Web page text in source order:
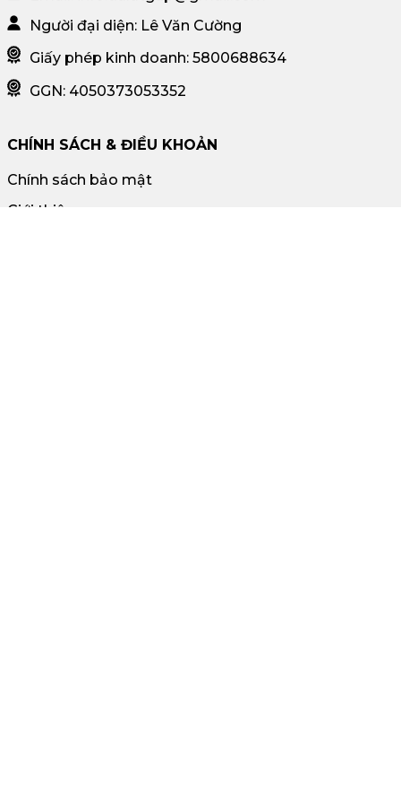
Người đại diện: Lê Văn Cường
Giấy phép kinh doanh: 5800688634
GGN: 4050373053352
CHÍNH SÁCH & ĐIỀU KHOẢN
Chính sách bảo mật
Giới thiệu